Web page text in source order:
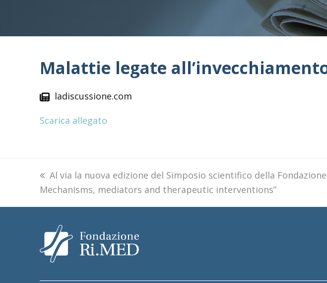
Malattie legate
ladiscussione.com
Scarica allegato
previous
post:
Al via la nuova edizione del Simposio scientifico della
Mechanisms, mediators and therapeutic interventions”